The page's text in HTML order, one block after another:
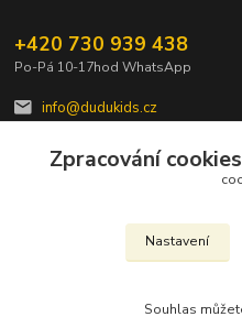
+420 730 939 438
Po-Pá 10-17hod WhatsApp
info@dudukids.cz
Upravit
Zpracování
Nastavení
Souhlas